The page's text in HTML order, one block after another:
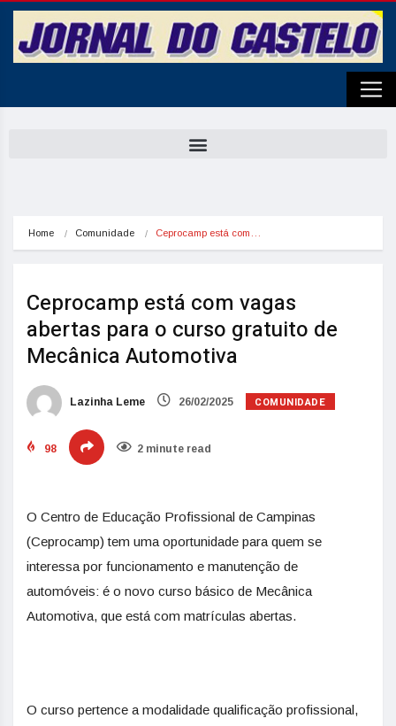
Home Comunidade Ceprocamp está com…
Ceprocamp está com vagas
abertas para o curso gratuito de
Mecânica Automotiva
Lazinha Leme 26/02/2025 COMUNIDADE
98 2 minute read
O Centro de Educação Profissional de Campinas
(Ceprocamp) tem uma oportunidade para quem se
interessa por funcionamento e manutenção de
automóveis: é o novo curso básico de Mecânica
Automotiva, que está com matrículas abertas.
O curso pertence a modalidade qualificação profissional,